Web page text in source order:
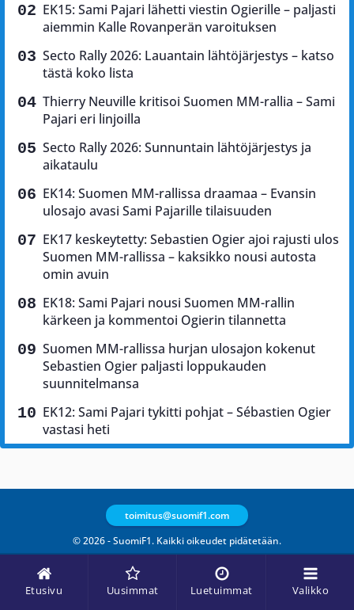
Etusivu Uusimmat Luetuimmat Valikko
EK15: Sami Pajari lähetti viestin Ogierille – paljasti
aiemmin Kalle Rovanperän varoituksen
Secto Rally 2026: Lauantain lähtöjärjestys – katso
tästä koko lista
Thierry Neuville kritisoi Suomen MM-rallia – Sami
Pajari eri linjoilla
Secto Rally 2026: Sunnuntain lähtöjärjestys ja
aikataulu
EK14: Suomen MM-rallissa draamaa – Evansin
ulosajo avasi Sami Pajarille tilaisuuden
EK17 keskeytetty: Sebastien Ogier ajoi rajusti ulos
Suomen MM-rallissa – kaksikko nousi autosta
omin avuin
EK18: Sami Pajari nousi Suomen MM-rallin
kärkeen ja kommentoi Ogierin tilannetta
Suomen MM-rallissa hurjan ulosajon kokenut
Sebastien Ogier paljasti loppukauden
suunnitelmansa
EK12: Sami Pajari tykitti pohjat – Sébastien Ogier
vastasi heti
© 2026 - SuomiF1. Kaikki oikeudet pidätetään.
toimitus@suomif1.com